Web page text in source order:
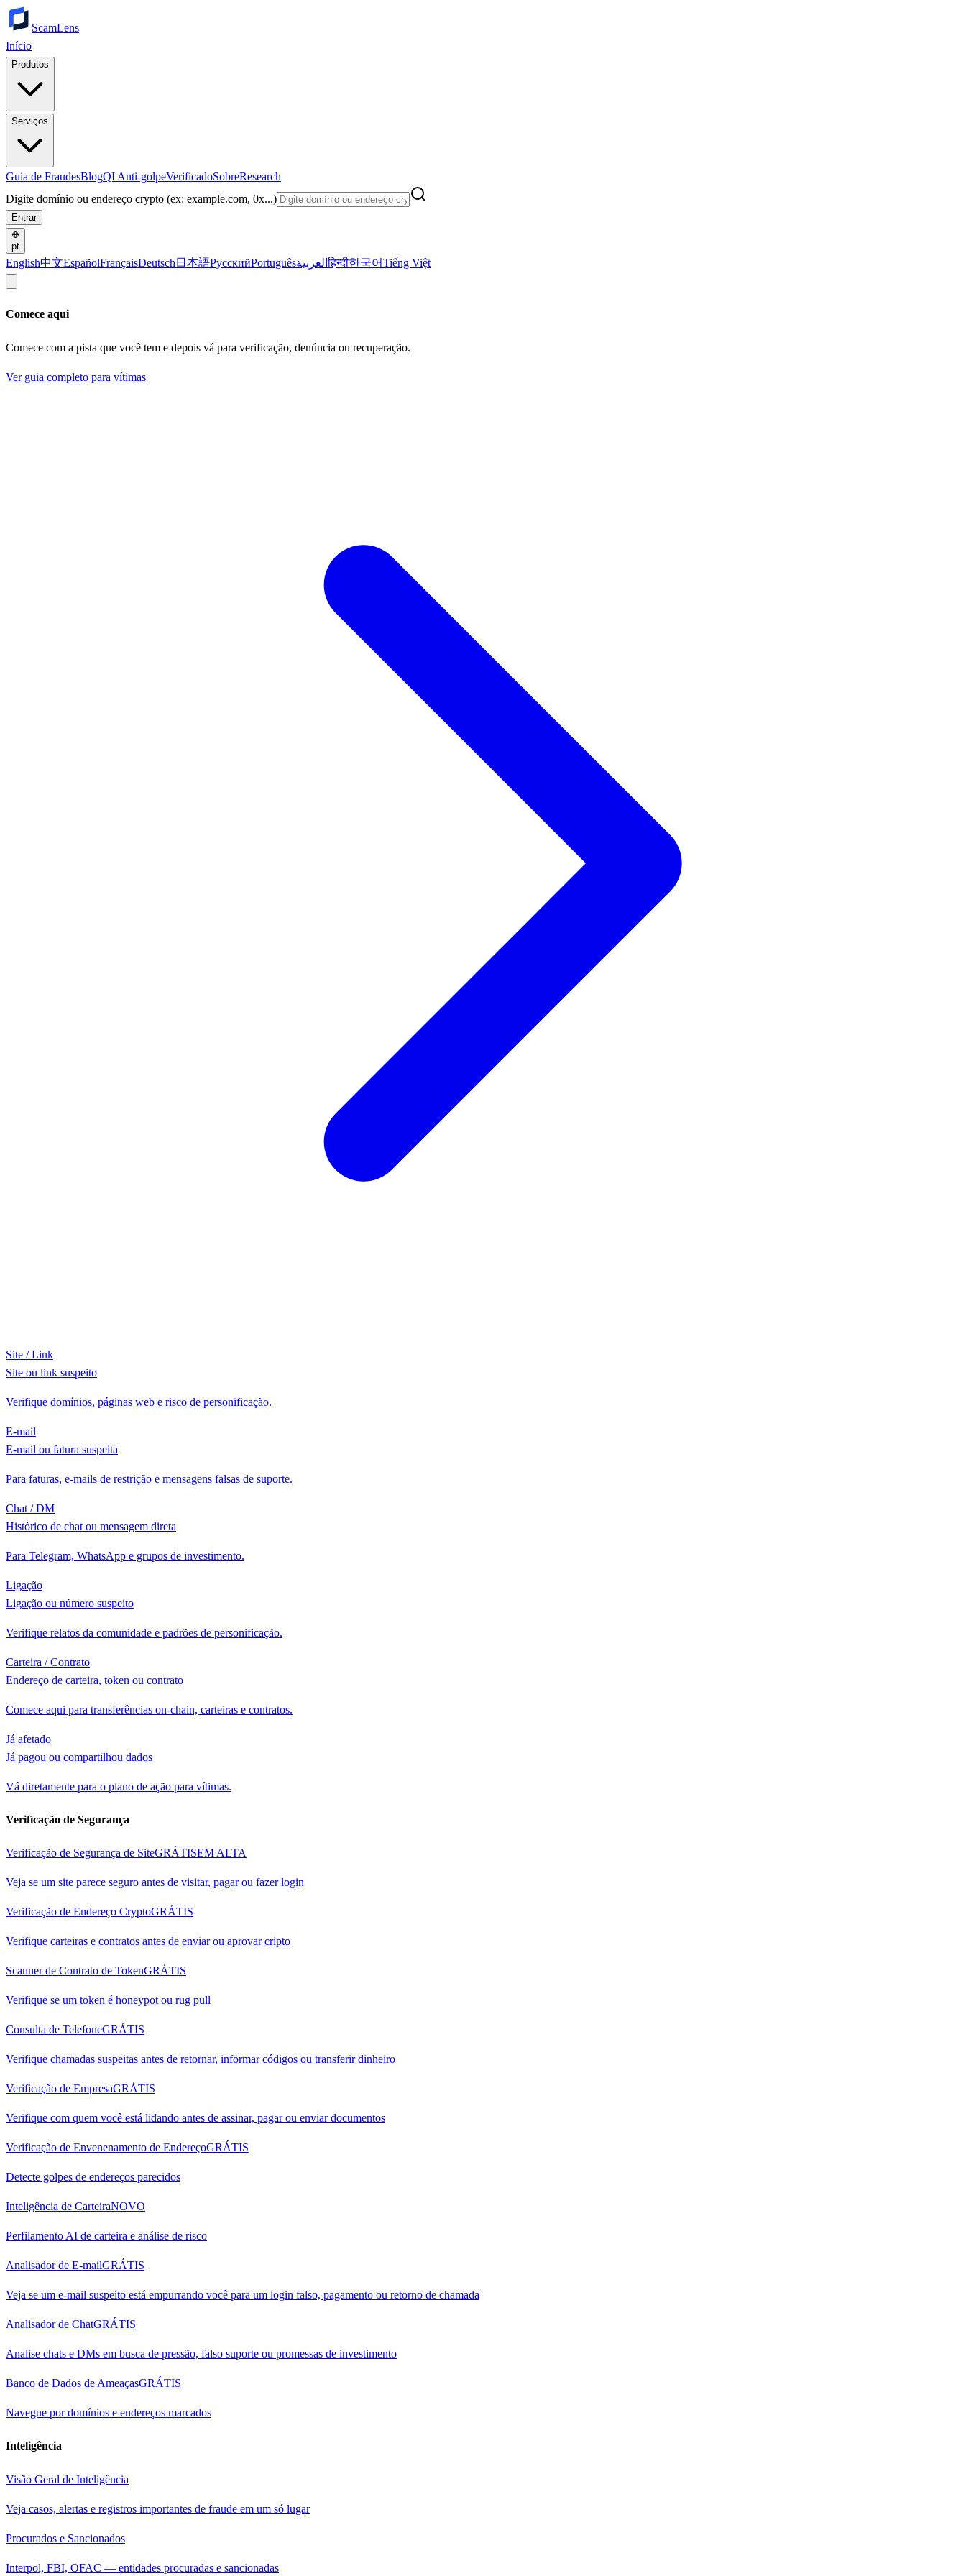
ScamLens
Início
Produtos
Serviços
Guia de FraudesBlogQI Anti-golpeVerificadoSobreResearch
Digite domínio ou endereço crypto (ex: example.com, 0x...)
Entrar
pt
English中文EspañolFrançaisDeutsch 日本語РусскийPortuguêsالعربيةहिन्दी한국어Tiếng Việt
Comece aqui
Comece com a pista que você tem e depois vá para verificação, denúncia ou recuperação.
Ver guia completo para vítimas
Site / Link
Site ou link suspeito
Verifique domínios, páginas web e risco de personificação.
E-mail
E-mail ou fatura suspeita
Para faturas, e-mails de restrição e mensagens falsas de suporte.
Chat / DM
Histórico de chat ou mensagem direta
Para Telegram, WhatsApp e grupos de investimento.
Ligação
Ligação ou número suspeito
Verifique relatos da comunidade e padrões de personificação.
Carteira / Contrato
Endereço de carteira, token ou contrato
Comece aqui para transferências on-chain, carteiras e contratos.
Já afetado
Já pagou ou compartilhou dados
Vá diretamente para o plano de ação para vítimas.
Verificação de Segurança
Verificação de Segurança de SiteGRÁTISEM ALTA
Veja se um site parece seguro antes de visitar, pagar ou fazer login
Verificação de Endereço CryptoGRÁTIS
Verifique carteiras e contratos antes de enviar ou aprovar cripto
Scanner de Contrato de TokenGRÁTIS
Verifique se um token é honeypot ou rug pull
Consulta de TelefoneGRÁTIS
Verifique chamadas suspeitas antes de retornar, informar códigos ou transferir dinheiro
Verificação de EmpresaGRÁTIS
Verifique com quem você está lidando antes de assinar, pagar ou enviar documentos
Verificação de Envenenamento de EndereçoGRÁTIS
Detecte golpes de endereços parecidos
Inteligência de CarteiraNOVO
Perfilamento AI de carteira e análise de risco
Analisador de E-mailGRÁTIS
Veja se um e-mail suspeito está empurrando você para um login falso, pagamento ou retorno de chamada
Analisador de ChatGRÁTIS
Analise chats e DMs em busca de pressão, falso suporte ou promessas de investimento
Banco de Dados de AmeaçasGRÁTIS
Navegue por domínios e endereços marcados
Inteligência
Visão Geral de Inteligência
Veja casos, alertas e registros importantes de fraude em um só lugar
Procurados e Sancionados
Interpol, FBI, OFAC — entidades procuradas e sancionadas